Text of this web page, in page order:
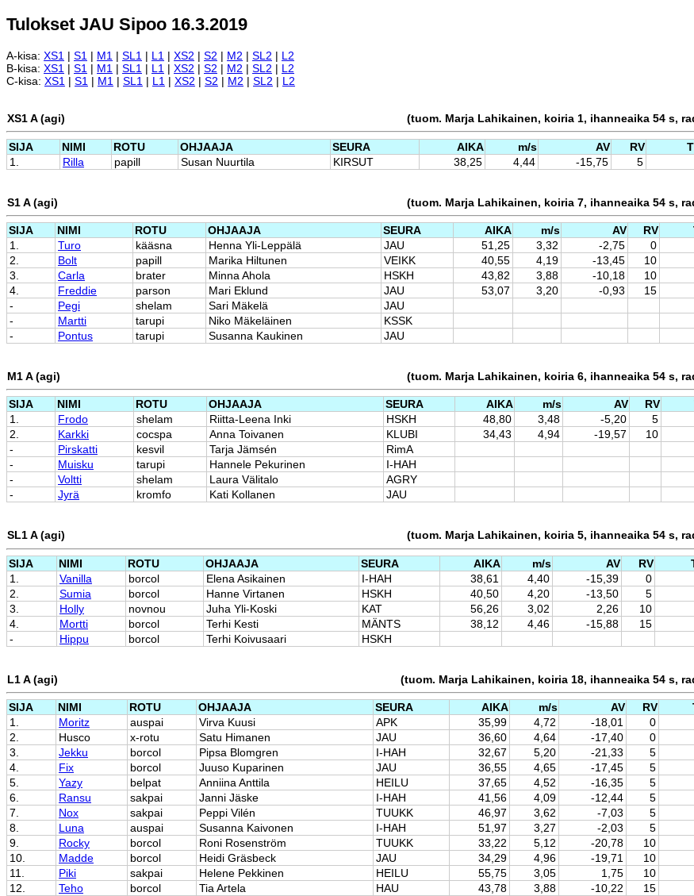
Tulokset JAU Sipoo 16.3.2019
A-kisa: XS1 | S1 | M1 | SL1 | L1 | XS2 | S2 | M2 | SL2 | L2
B-kisa: XS1 | S1 | M1 | SL1 | L1 | XS2 | S2 | M2 | SL2 | L2
C-kisa: XS1 | S1 | M1 | SL1 | L1 | XS2 | S2 | M2 | SL2 | L2
XS1 A (agi) (tuom. Marja Lahikainen, koiria 1, ihanneaika 54 s,
SIJA NIMI ROTU OHJAAJA SEURA AIKA m/s AV RV
1.
Rilla papill Susan Nuurtila KIRSUT 38,25 4,44 -15,75 5
S1 A (agi) (tuom. Marja Lahikainen, koiria 7, ihanneaika 54 s,
SIJA NIMI ROTU OHJAAJA SEURA AIKA m/s AV RV
1.
Turo kääsna Henna Yli-Leppälä JAU 51,25 3,32 -2,75 0
2.
Bolt papill Marika Hiltunen VEIKK 40,55 4,19 -13,45 10
3.
Carla brater Minna Ahola HSKH 43,82 3,88 -10,18 10
4.
Freddie parson Mari Eklund JAU 53,07 3,20 -0,93 15
-
Pegi shelam Sari Mäkelä JAU
-
Martti tarupi Niko Mäkeläinen KSSK
-
Pontus tarupi Susanna Kaukinen JAU
M1 A (agi) (tuom. Marja Lahikainen, koiria 6, ihanneaika 54 s,
SIJA NIMI ROTU OHJAAJA SEURA AIKA m/s AV RV
1.
Frodo shelam Riitta-Leena Inki HSKH 48,80 3,48 -5,20 5
2.
Karkki cocspa Anna Toivanen KLUBI 34,43 4,94 -19,57 10
-
Pirskatti kesvil Tarja Jämsén RimA
-
Muisku tarupi Hannele Pekurinen I-HAH
-
Voltti shelam Laura Välitalo AGRY
-
Jyrä kromfo Kati Kollanen JAU
SL1 A (agi) (tuom. Marja Lahikainen, koiria 5, ihanneaika 54 s,
SIJA NIMI ROTU OHJAAJA SEURA AIKA m/s AV RV
1.
Vanilla borcol Elena Asikainen I-HAH 38,61 4,40 -15,39 0
2.
Sumia borcol Hanne Virtanen HSKH 40,50 4,20 -13,50 5
3.
Holly novnou Juha Yli-Koski KAT 56,26 3,02 2,26 10
4.
Mortti borcol Terhi Kesti MÄNTS 38,12 4,46 -15,88 15
-
Hippu borcol Terhi Koivusaari HSKH
L1 A (agi) (tuom. Marja Lahikainen, koiria 18, ihanneaika 54 s,
SIJA NIMI ROTU OHJAAJA SEURA AIKA m/s AV RV
1.
Moritz auspai Virva Kuusi APK 35,99 4,72 -18,01 0
2.
Husco x-rotu Satu Himanen JAU 36,60 4,64 -17,40 0
3.
Jekku borcol Pipsa Blomgren I-HAH 32,67 5,20 -21,33 5
4.
Fix borcol Juuso Kuparinen JAU 36,55 4,65 -17,45 5
5.
Yazy belpat Anniina Anttila HEILU 37,65 4,52 -16,35 5
6.
Ransu sakpai Janni Jäske I-HAH 41,56 4,09 -12,44 5
7.
Nox sakpai Peppi Vilén TUUKK 46,97 3,62 -7,03 5
8.
Luna auspai Susanna Kaivonen I-HAH 51,97 3,27 -2,03 5
9.
Rocky borcol Roni Rosenström TUUKK 33,22 5,12 -20,78 10
10.
Madde borcol Heidi Gräsbeck JAU 34,29 4,96 -19,71 10
11.
Piki sakpai Helene Pekkinen HEILU 55,75 3,05 1,75 10
12.
Teho borcol Tia Artela HAU 43,78 3,88 -10,22 15